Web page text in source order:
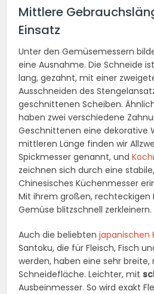
Mittlere
Einsatz
Unter den Gemüsemessern
eine Ausnahme. Die Schneide
lang, gezahnt, mit einer
Ausschneiden des
geschnittenen Scheiben.
haben zwei verschiedene
Geschnittenen eine dekorative
mittleren Länge finden wir
Spickmesser genannt, und
zeichnen sich durch eine
Chinesisches Küchenmesser
Mit ihrem großen, rechteckigen
Gemüse blitzschnell zerkleinern.
Auch die beliebtenjapanischen
Santoku, die für Fleisch, Fisch
werden, haben eine sehr
Schneidefläche. Leichter, mit
Ausbeinmesser. So wird exakt